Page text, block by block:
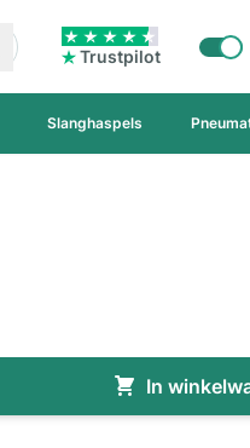
Trustpilot
Slanghaspels
In